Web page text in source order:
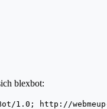
blexbot:
1.0; http://